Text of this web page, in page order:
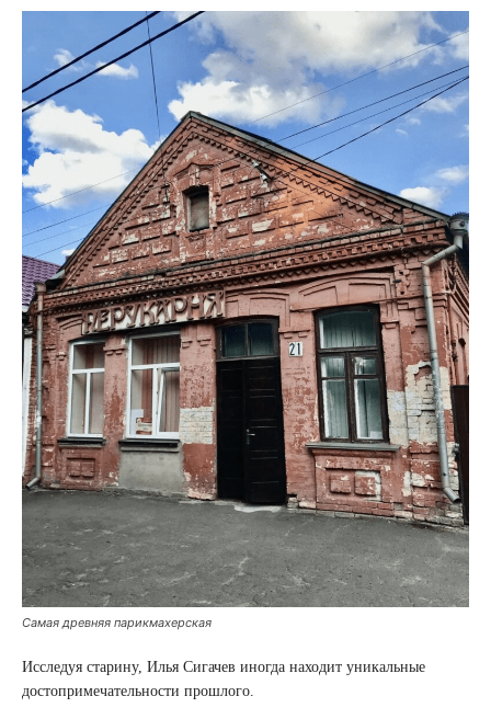
Самая древняя парикмахерская
Исследуя старину, Илья Сигачев иногда находит уникальные
достопримечательности прошлого.